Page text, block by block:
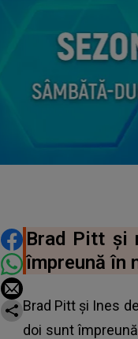
DISTRIBUIE
Brad Pitt și
împreună în
Brad Pitt și Ines
doi sunt